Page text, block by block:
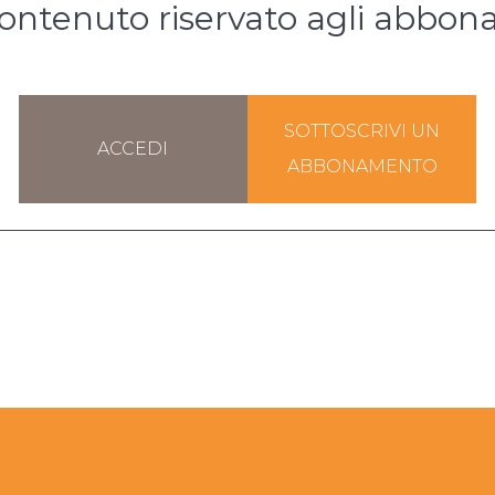
riservato agli
ACCEDI
SOTTOSCRIVI UN
ABBONAMENTO